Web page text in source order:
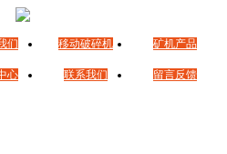
们 移动破碎机 矿机产品
心 联系我们 留言反馈